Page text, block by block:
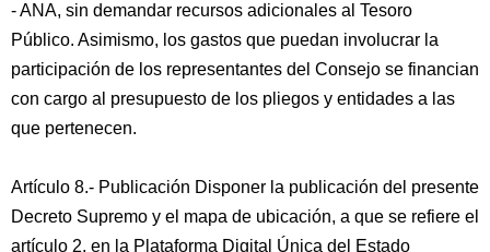
- ANA, sin demandar recursos adicionales al Tesoro
Público. Asimismo, los gastos que puedan involucrar la
participación de los representantes del Consejo se financian
con cargo al presupuesto de los pliegos y entidades a las
que pertenecen.
Artículo 8.- Publicación Disponer la publicación del presente
Decreto Supremo y el mapa de ubicación, a que se refiere el
artículo 2, en la Plataforma Digital Única del Estado